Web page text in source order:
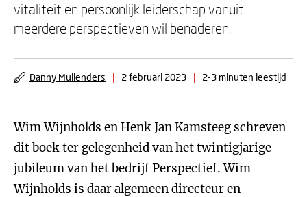
vitaliteit en persoonlijk leiderschap vanuit
meerdere perspectieven wil benaderen.
Danny Mullenders | 2 februari 2023 | 2-3 minuten leestijd
Wim Wijnholds en Henk Jan Kamsteeg schreven
dit boek ter gelegenheid van het twintigjarige
jubileum van het bedrijf Perspectief. Wim
Wijnholds is daar algemeen directeur en